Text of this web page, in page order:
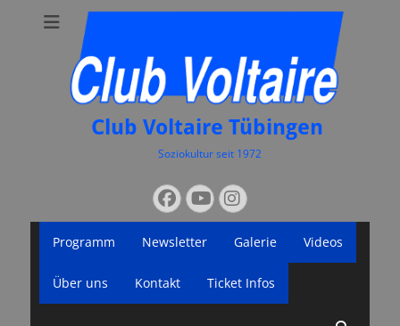
Club Voltaire Tübingen
Soziokultur seit 1972
nach:
Facebook
YouTube
Instagram
Menü
Inhalt
Programm Newsletter Galerie Videos
Über uns Kontakt Ticket Infos